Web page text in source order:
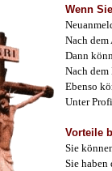
Wenn
Nach dem
Dann
Nach
Ebenso
Unter
Vorteile
Sie
Sie